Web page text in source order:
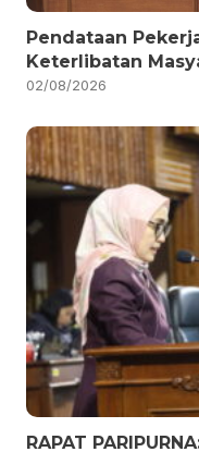
Pendataan
Keterlibatan
02/08/2026
RAPAT